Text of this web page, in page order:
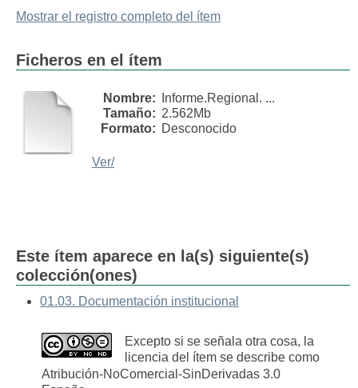
Mostrar el registro completo del ítem
Ficheros en el ítem
Nombre:
Informe.Regional. ...
Tamaño: 2.562Mb
Formato: Desconocido
Ver/
Este ítem aparece en la(s) siguiente(s)
colección(ones)
01.03. Documentación institucional
Excepto si se señala otra cosa, la
licencia del ítem se describe como
Atribución-NoComercial-SinDerivadas 3.0